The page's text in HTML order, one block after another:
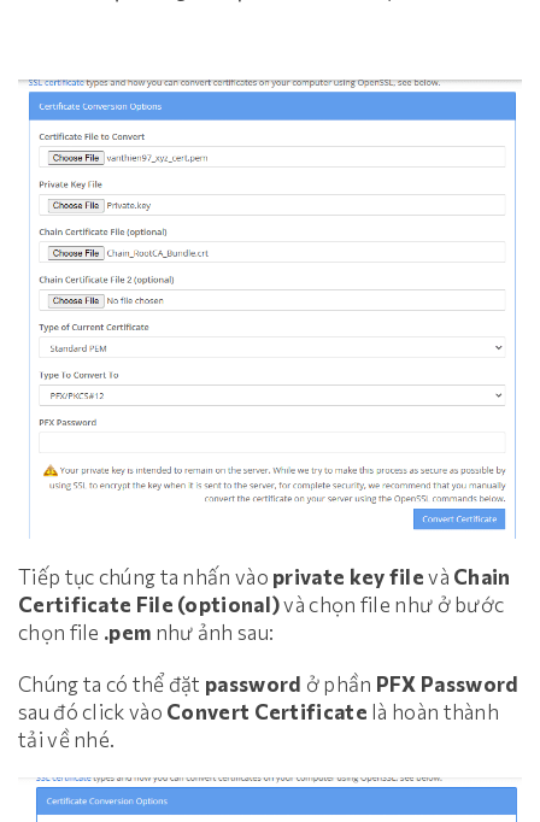
Tiếp tục chúng ta nhấn vào private key filevà Chain
Certificate File (optional)và chọn file như ở bước
chọn file .pem như ảnh sau:
Chúng ta có thể đặt password ở phần PFX Password
sau đó click vào Convert Certificate là hoàn thành
tải về nhé.